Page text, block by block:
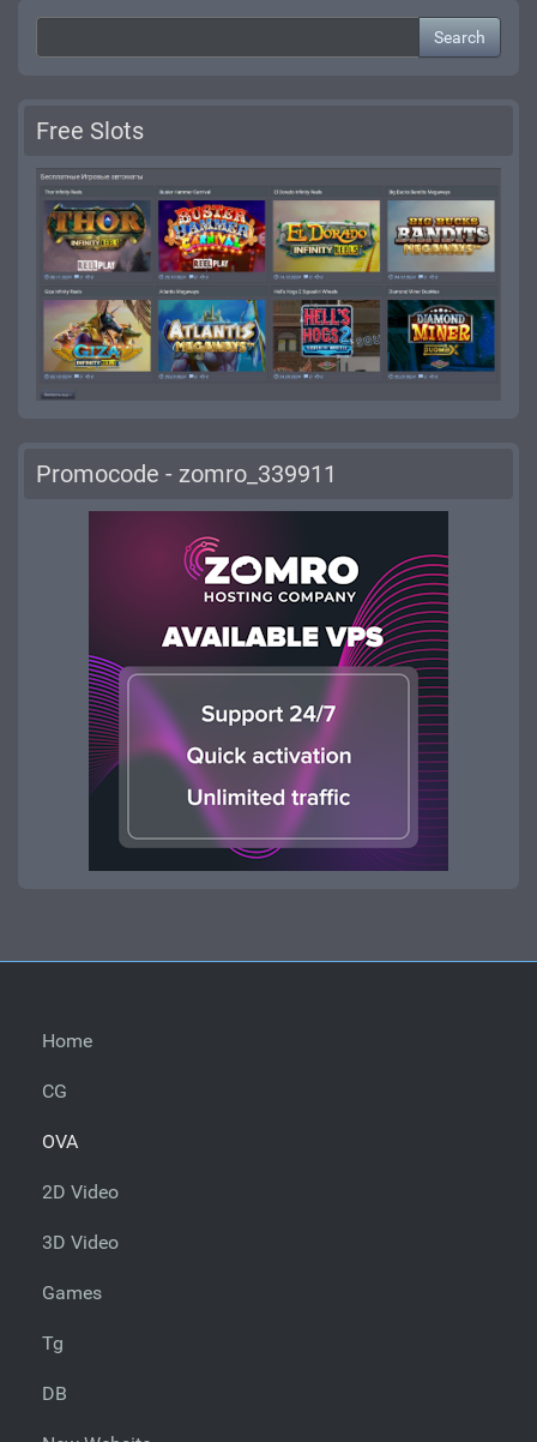
Search
Free Slots
Promocode - zomro_339911
Home
CG
OVA
2D Video
3D Video
Games
Tg
DB